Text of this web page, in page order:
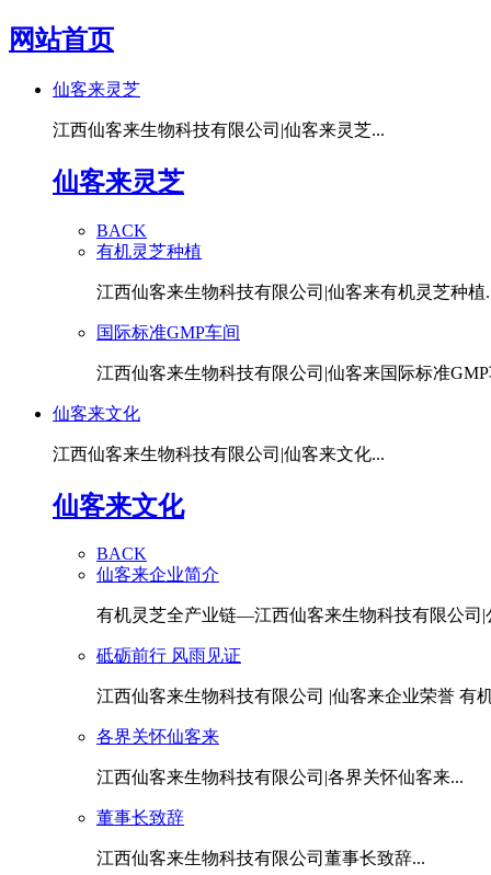
网站首页
仙客来灵芝
江西仙客来生物科技有限公司|仙客来灵芝...
仙客来灵芝
BACK
有机灵芝种植
江西仙客来生物科技有限公司|仙客来有机灵芝种植
国际标准GMP车间
江西仙客来生物科技有限公司|仙客来国际标准GMP
仙客来文化
江西仙客来生物科技有限公司|仙客来文化...
仙客来文化
BACK
仙客来企业简介
有机灵芝全产业链—江西仙客来生物科技有限公司|
砥砺前行 风雨见证
江西仙客来生物科技有限公司 |仙客来企业荣誉 有
各界关怀仙客来
江西仙客来生物科技有限公司|各界关怀仙客来...
董事长致辞
江西仙客来生物科技有限公司董事长致辞...